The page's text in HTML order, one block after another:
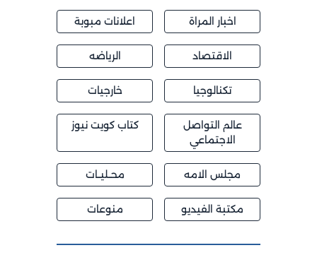
اخبار المراة اعلانات مبوبة
الاقتصاد الرياضه
تكنالوجيا خارجيات
عالم التواصل
الاجتماعي
كتاب كويت نيوز
مجلس الامه محــليــات
مكتبة الفيديو منوعات